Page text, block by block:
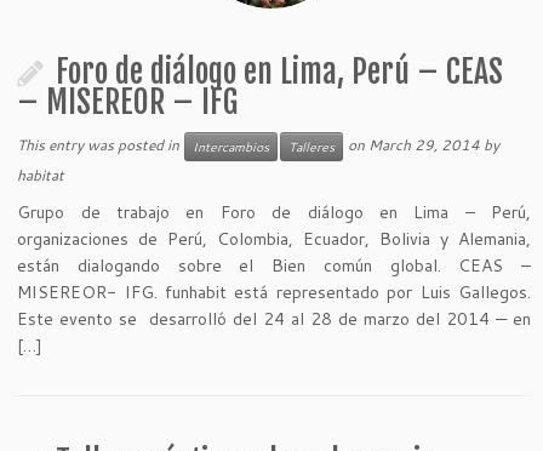
Foro de diálogo en Lima, Perú – CEAS
– MISEREOR – IFG
This entry was posted in Intercambios Talleres on March 29, 2014 by
habitat
Grupo de trabajo en Foro de diálogo en Lima – Perú,
organizaciones de Perú, Colombia, Ecuador, Bolivia y Alemania,
están dialogando sobre el Bien común global. CEAS –
MISEREOR- IFG. funhabit está representado por Luis Gallegos.
Este evento se desarrolló del 24 al 28 de marzo del 2014 — en
[…]